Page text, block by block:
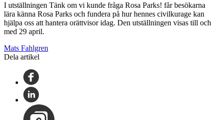
I utställningen Tänk om vi kunde fråga Rosa Parks! får besökarna
lära känna Rosa Parks och fundera på hur hennes civilkurage kan
hjälpa oss att hantera orättvisor idag. Den utställningen visas till och
med 29 april.
Mats Fahlgren
Dela artikel